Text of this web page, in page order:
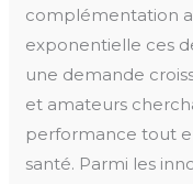
complémentation
exponentielle ces
une demande
et amateurs
performance tout
santé. Parmi les